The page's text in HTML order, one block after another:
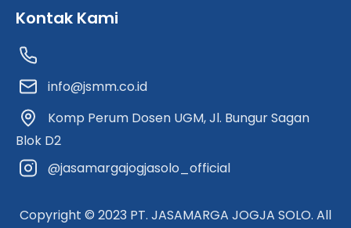
Kontak Kami
info@jsmm.co.id
Komp Perum Dosen UGM, Jl. Bungur Sagan
Blok D2
@jasamargajogjasolo_official
Copyright © 2023 PT. JASAMARGA JOGJA SOLO. All